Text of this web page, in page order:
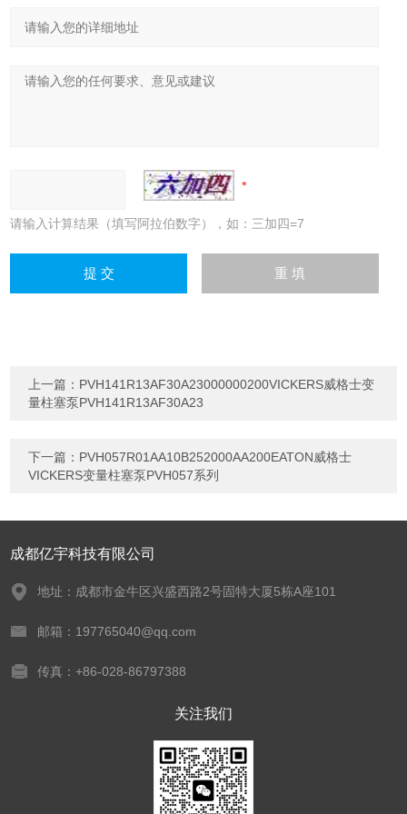
请输入计算结果（填写阿拉伯数字），如：三加四=7
上一篇： PVH141R13AF30A23000000200VICKERS威格士变
量柱塞泵PVH141R13AF30A23
下一篇： PVH057R01AA10B252000AA200EATON威格士
VICKERS变量柱塞泵PVH057系列
成都亿宇科技有限公司
地址：成都市金牛区兴盛西路2号固特大厦5栋A座101
邮箱：197765040@qq.com
传真：+86-028-86797388
关注我们